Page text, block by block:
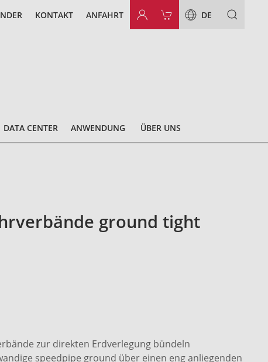
KONTAKT ANFAHRT DE
DATA CENTER ANWENDUNG ÜBER UNS
ground tight
zur direkten Erdverlegung bündeln
speedpipe ground über einen eng anliegenden